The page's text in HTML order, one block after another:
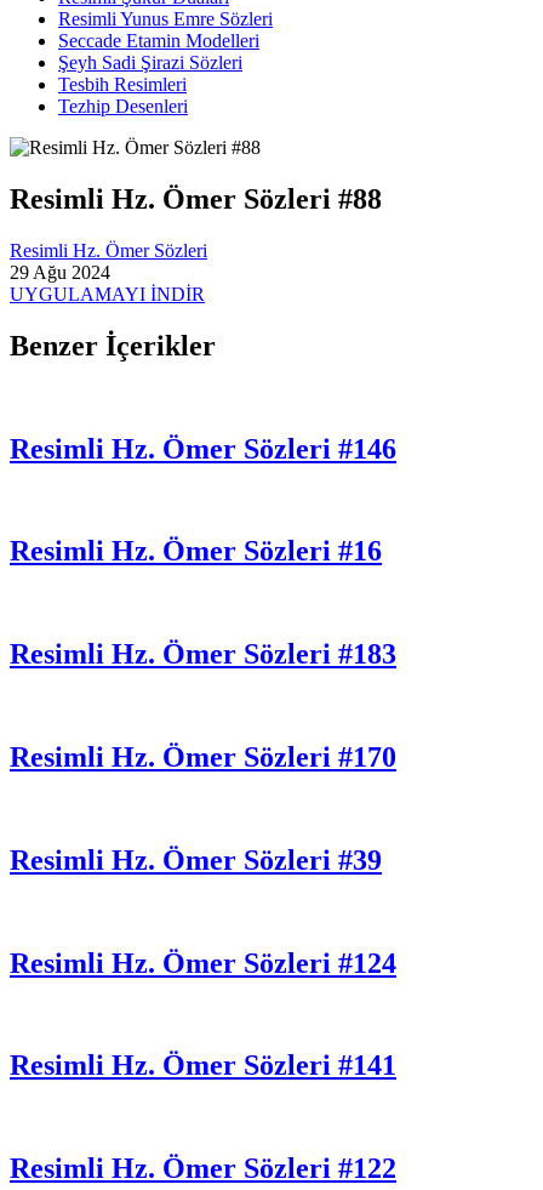
Resimli Yunus Emre Sözleri
Seccade Etamin Modelleri
Şeyh Sadi Şirazi Sözleri
Tesbih Resimleri
Tezhip Desenleri
Resimli Hz. Ömer Sözleri #88
Resimli Hz. Ömer Sözleri
29 Ağu 2024
UYGULAMAYI İNDİR
Benzer İçerikler
Resimli Hz. Ömer Sözleri #146
Resimli Hz. Ömer Sözleri #16
Resimli Hz. Ömer Sözleri #183
Resimli Hz. Ömer Sözleri #170
Resimli Hz. Ömer Sözleri #39
Resimli Hz. Ömer Sözleri #124
Resimli Hz. Ömer Sözleri #141
Resimli Hz. Ömer Sözleri #122